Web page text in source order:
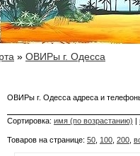
» ОВИРы г. Одесса
ОВИРы г. Одесса адреса и
Сортировка: имя (по возрастанию) |
Товаров на странице: 50 100 200